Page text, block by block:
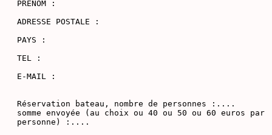
PRENOM :
ADRESSE POSTALE :
PAYS :
TEL :
E-MAIL :
Réservation bateau, nombre de personnes :....
somme envoyée (au choix ou 40 ou 50 ou 60 euros par
personne) :....